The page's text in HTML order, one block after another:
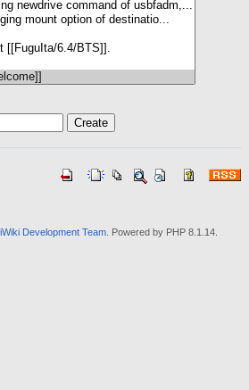
Development Team. Powered by PHP 8.1.14.